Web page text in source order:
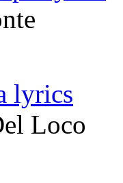
lyrics
Loco